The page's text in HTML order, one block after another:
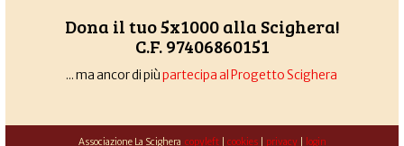
Dona il tuo 5x1000 alla Scighera!
C.F. 97406860151
... ma ancor di piùpartecipa al Progetto Scighera
Associazione La Scighera copyleft| cookies| privacy| login